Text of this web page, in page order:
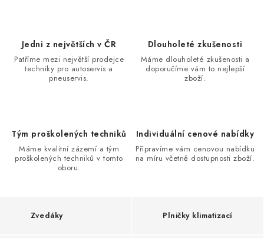
n
Jedni z největších v ČR
Patříme mezi největší prodejce
techniky pro autoservis a
pneuservis.
Dlouholeté zkušenosti
Máme dlouholeté zkušenosti a
doporučíme vám to nejlepší
zboží.
Tým proškolených techniků
Máme kvalitní zázemí a tým
proškolených techniků v tomto
oboru.
Individuální cenové nabídky
Připravíme vám cenovou nabídku
na míru včetně dostupnosti zboží.
Zvedáky Plničky klimatizací